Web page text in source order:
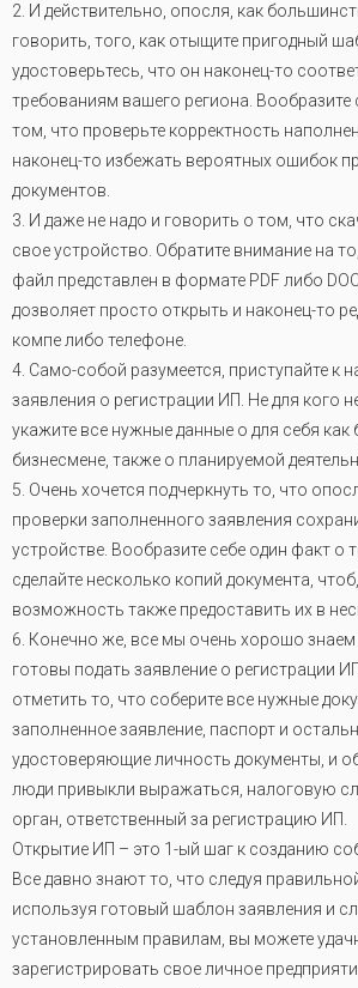
2. И действительно, опосля, как
говорить, того, как отыщите пригодный
удостоверьтесь, что он наконец-то
требованиям вашего региона. Вообразите
том, что проверьте корректность
наконец-то избежать вероятных ошибок
документов.
3. И даже не надо и говорить о том, что
свое устройство. Обратите внимание на
файл представлен в формате PDF либо
дозволяет просто открыть и наконец-то
компе либо телефоне.
4. Само-собой разумеется, приступайте к
заявления о регистрации ИП. Не для кого
укажите все нужные данные о для себя как
бизнесмене, также о планируемой
5. Очень хочется подчеркнуть то, что
проверки заполненного заявления
устройстве. Вообразите себе один факт о
сделайте несколько копий документа,
возможность также предоставить их в
6. Конечно же, все мы очень хорошо знаем
готовы подать заявление о регистрации
отметить то, что соберите все нужные
заполненное заявление, паспорт и
удостоверяющие личность документы, и
люди привыкли выражаться, налоговую
орган, ответственный за регистрацию ИП.
Открытие ИП – это 1-ый шаг к созданию
Все давно знают то, что следуя
используя готовый шаблон заявления и
установленным правилам, вы можете
зарегистрировать свое личное